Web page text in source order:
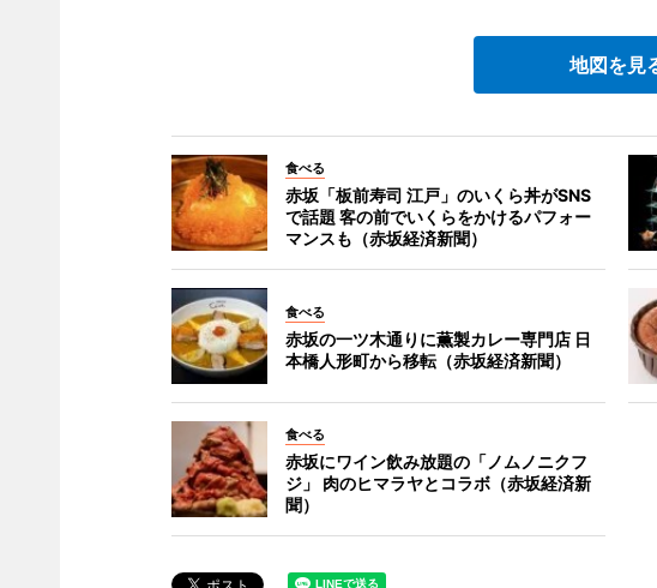
地図を見
食べる
赤坂「板前寿司 江戸」のいくら丼がSNS
で話題 客の前でいくらをかけるパフォー
マンスも（赤坂経済新聞）
食べる
赤坂の一ツ木通りに薫製カレー専門店 日
本橋人形町から移転（赤坂経済新聞）
食べる
赤坂にワイン飲み放題の「ノムノニクフ
ジ」 肉のヒマラヤとコラボ（赤坂経済新
聞）